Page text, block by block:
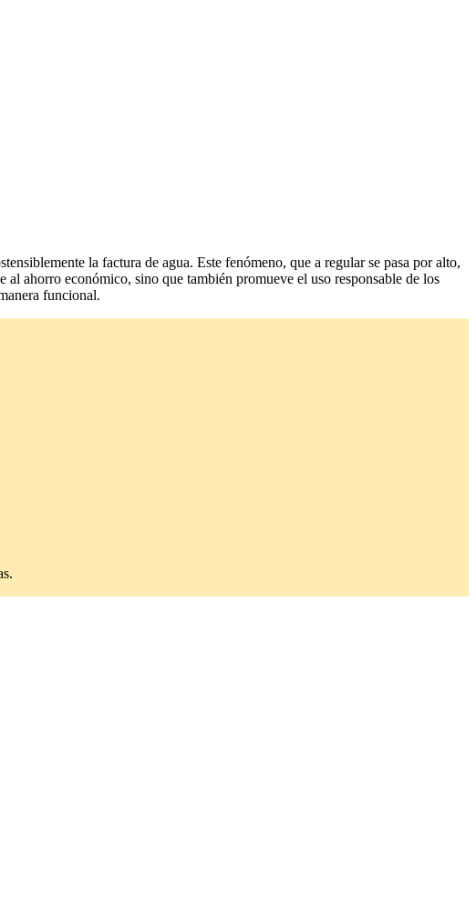
la factura de agua. Este fenómeno, que a regular se pasa por alto,
ahorro económico, sino que también promueve el uso responsable de los
funcional.